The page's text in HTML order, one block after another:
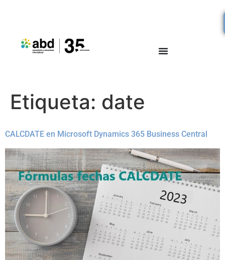
Etiqueta: date
CALCDATE en Microsoft Dynamics 365 Business Central